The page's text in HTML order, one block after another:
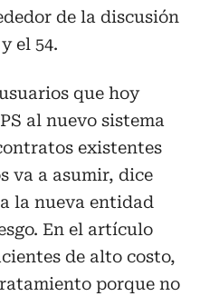
de la discusión
el 54.
que hoy
al nuevo sistema
existentes
va a asumir, dice
la nueva entidad
En el artículo
de alto costo,
porque no